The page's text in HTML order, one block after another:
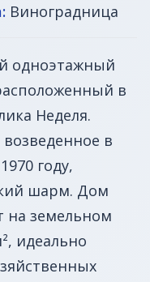
Виноградница
одноэтажный
в
Неделя.
в
году,
шарм. Дом
на земельном
идеально